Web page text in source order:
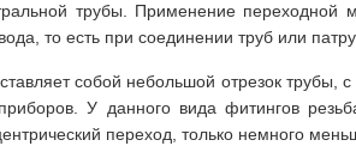
трубы. Применение переходной
то есть при соединении труб или
собой небольшой отрезок трубы,
У данного вида фитингов
переход, только немного